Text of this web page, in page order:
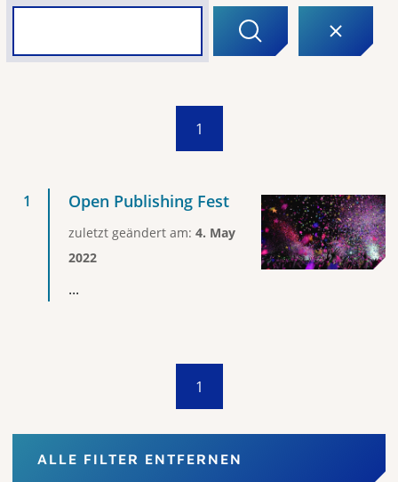
1
Open Publishing Fest
zuletzt geändert am: 4. May
2022
...
1
ALLE FILTER ENTFERNEN